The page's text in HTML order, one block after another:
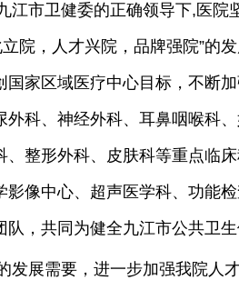
江市卫健委的正确领导下,医
院，人才兴院，品牌强院”
家区域医疗中心目标，不断
科、神经外科、耳鼻咽喉科
整形外科、皮肤科等重点临
像中心、超声医学科、功能
，共同为健全九江市公共卫
发展需要，进一步加强我院